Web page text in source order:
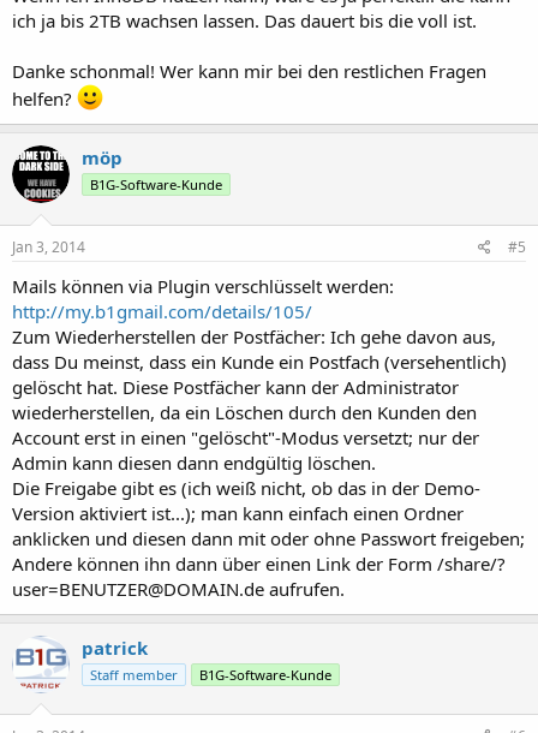
ich ja bis 2TB wachsen lassen. Das dauert bis die voll ist.
Danke schonmal! Wer kann mir bei den restlichen Fragen
helfen?
möp
B1G-Software-Kunde
Jan 3, 2014 #5
Mails können via Plugin verschlüsselt werden:
http://my.b1gmail.com/details/105/
Zum Wiederherstellen der Postfächer: Ich gehe davon aus,
dass Du meinst, dass ein Kunde ein Postfach (versehentlich)
gelöscht hat. Diese Postfächer kann der Administrator
wiederherstellen, da ein Löschen durch den Kunden den
Account erst in einen "gelöscht"-Modus versetzt; nur der
Admin kann diesen dann endgültig löschen.
Die Freigabe gibt es (ich weiß nicht, ob das in der Demo-
Version aktiviert ist...); man kann einfach einen Ordner
anklicken und diesen dann mit oder ohne Passwort freigeben;
Andere können ihn dann über einen Link der Form /share/?
user=BENUTZER@DOMAIN.de aufrufen.
patrick
Staff member B1G-Software-Kunde